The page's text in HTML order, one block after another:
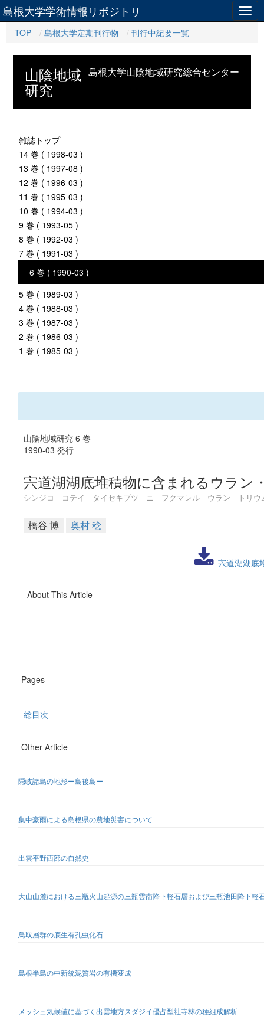
島根大学学術情報リポジトリ
TOP 島根大学定期刊行物 刊行中紀要一覧
島根大学山陰地域研究総合センター
山陰地域
研究
雑誌トップ
14 巻 ( 1998-03 )
13 巻 ( 1997-08 )
12 巻 ( 1996-03 )
11 巻 ( 1995-03 )
10 巻 ( 1994-03 )
9 巻 ( 1993-05 )
8 巻 ( 1992-03 )
7 巻 ( 1991-03 )
6 巻 ( 1990-03 )
5 巻 ( 1989-03 )
4 巻 ( 1988-03 )
3 巻 ( 1987-03 )
2 巻 ( 1986-03 )
1 巻 ( 1985-03 )
山陰地域研究 6 巻
1990-03 発行
宍道湖湖底堆積物に含まれるウラ
シンジコ コテイ タイセキブツ ニ フクマレル ウラン トリ
橋谷 博 奥村 稔
宍道湖湖底
About This Article
Pages
総目次
Other Article
隠岐諸島の地形ー島後島ー
集中豪雨による島根県の農地災害について
出雲平野西部の自然史
大山山麓における三瓶火山起源の三瓶雲南降下軽石層および三瓶池田降下軽
鳥取層群の底生有孔虫化石
島根半島の中新統泥質岩の有機変成
メッシュ気候値に基づく出雲地方スダジイ優占型社寺林の種組成解析